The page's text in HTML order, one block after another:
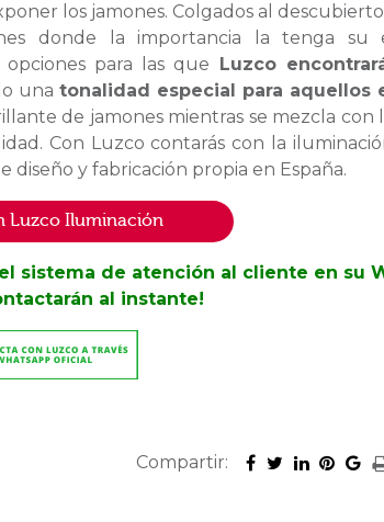
los jamones. Colgados al
donde la importancia la tenga su
para las que Luzco
una tonalidad especial para aquellos
de jamones mientras se mezcla con
Con Luzco contarás con la
y fabricación propia en España.
Luzco Iluminación
sistema de atención al cliente en su
al instante!
Compartir: